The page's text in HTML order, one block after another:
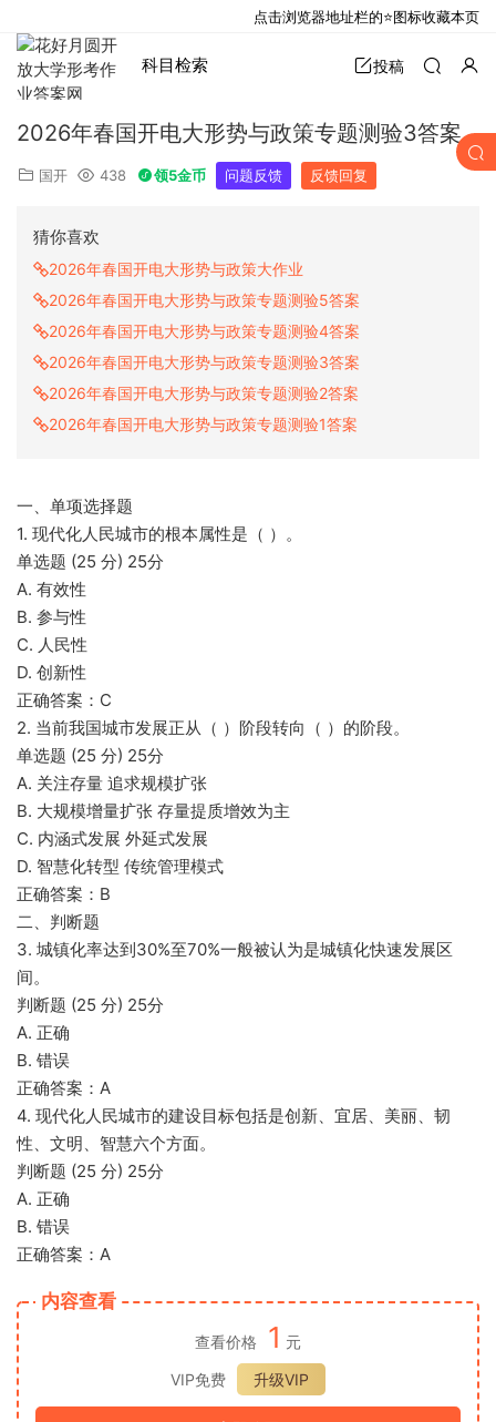
科目检索 投稿
2026年春国开电大形势与政策专题测验3答案
国开 438 领5金币 问题反馈 反馈回复
猜你喜欢
2026年春国开电大形势与政策大作业
2026年春国开电大形势与政策专题测验5答案
2026年春国开电大形势与政策专题测验4答案
2026年春国开电大形势与政策专题测验3答案
2026年春国开电大形势与政策专题测验2答案
2026年春国开电大形势与政策专题测验1答案
一、单项选择题
1. 现代化人民城市的根本属性是（ ）。
单选题 (25 分) 25分
A. 有效性
B. 参与性
C. 人民性
D. 创新性
正确答案：C
2. 当前我国城市发展正从（ ）阶段转向（ ）的阶段。
单选题 (25 分) 25分
A. 关注存量 追求规模扩张
B. 大规模增量扩张 存量提质增效为主
C. 内涵式发展 外延式发展
D. 智慧化转型 传统管理模式
正确答案：B
二、判断题
3. 城镇化率达到30%至70%一般被认为是城镇化快速发展区
间。
判断题 (25 分) 25分
A. 正确
B. 错误
正确答案：A
4. 现代化人民城市的建设目标包括是创新、宜居、美丽、韧
性、文明、智慧六个方面。
判断题 (25 分) 25分
A. 正确
B. 错误
正确答案：A
内容查看
查看价格 1 元
VIP免费
升级VIP
点击浏览器地址栏的⭐图标收藏本页